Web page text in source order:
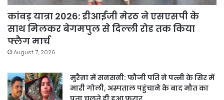
कांवड़ यात्रा 2026: डीआईजी मेरठ ने एसएसपी के
साथ मिलकर बेगमपुल से दिल्ली रोड तक किया
फ्लैग मार्च
August 7, 2026
मुरैना में सनसनी: फौजी पति ने पत्नी के सिर में
मारी गोली, अस्पताल पहुंचाने के बाद मौत का